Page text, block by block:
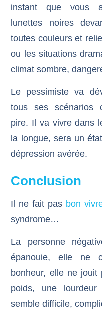
instant que vous
lunettes noires
toutes couleurs et
ou les situations
climat sombre,
Le pessimiste va
tous ses scénarios
pire. Il va vivre dans
la longue, sera un
dépression avérée.
Conclusion
Il ne fait pas bon
syndrome…
La personne
épanouie, elle ne
bonheur, elle ne
poids, une
semble difficile,